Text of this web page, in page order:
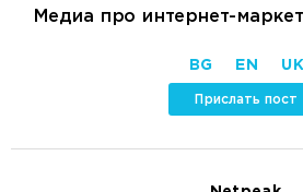
Медиа про интернет-
BG EN UK
Прислать пост